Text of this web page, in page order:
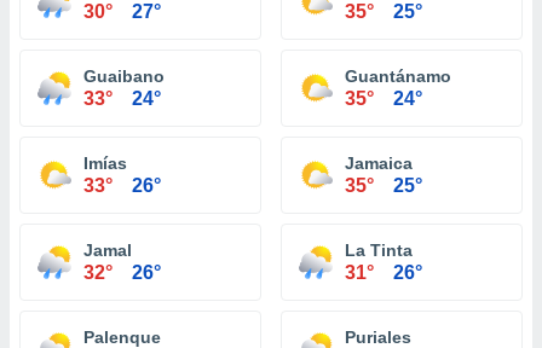
30° 27° 35° 25°
Guaibano
33° 24°
Guantánamo
35° 24°
Imías
33° 26°
Jamaica
35° 25°
Jamal
32° 26°
La Tinta
31° 26°
Palenque Puriales